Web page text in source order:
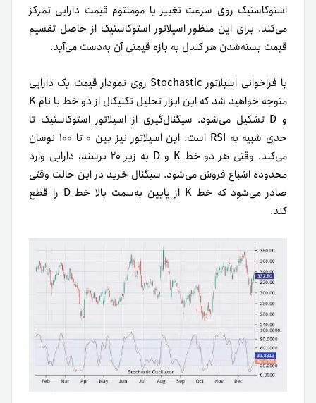
استوکاستیک روی سرعت تغییر یا مومنتوم قیمت دارایی تمرکز
می‌کند. برای این منظور اسیلاتور استوکاستیک از حاصل تقسیم
قیمت بسته‌شدن هر کندل به بازه قیمتی آن به‌دست می‌آید.
با فراخوانی اسیلاتور Stochastic روی نمودار قیمت یک دارایی
متوجه خواهید شد که این ابزار تحلیل تکنیکال از دو خط با نام K
و D تشکیل می‌شود. سیگنال‌گیری از اسیلاتور استوکاستیک تا
حدی شبیه به RSI است. این اسیلاتور نیز بین ۰ تا ۱۰۰ نوسان
می‌کند. وقتی هر دو خط K و D به زیر ۲۰ برسند، دارایی وارد
محدوده اشباع فروش می‌شود. سیگنال خرید در این حالت وقتی
صادر می‌شود که خط K از پایین به‌سمت بالا خط D را قطع
کند.